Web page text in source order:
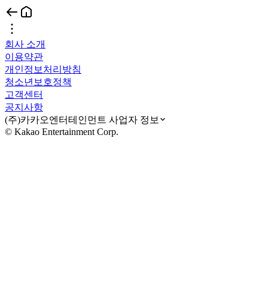
회사 소개
이용약관
개인정보처리방침
청소년보호정책
고객센터
공지사항
(주)카카오엔터테인먼트 사업자 정보
© Kakao Entertainment Corp.